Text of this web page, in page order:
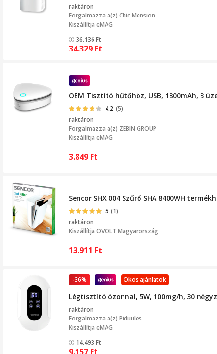
raktáron
Forgalmazza a(z) Chic Mension
Kiszállítja eMAG
36.136Ft
34.329 Ft
OEM Tisztító hűtőhöz, USB, 1800mAh, 3
4.2 (5)
raktáron
Forgalmazza a(z) ZEBIN GROUP
Kiszállítja eMAG
3.849 Ft
Sencor SHX 004 Szűrő SHA 8400WH
5 (1)
raktáron
Kiszállítja OVOLT Magyarország
13.911 Ft
Okos ajánlatok
-36%
Légtisztító ózonnal, 5W, 100mg/h, 30
raktáron
Forgalmazza a(z) Piduules
Kiszállítja eMAG
14.493Ft
9.157 Ft